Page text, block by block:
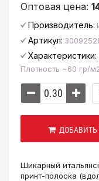
Оптовая цена:
Производитель:
Артикул:
Характеристики:
Плотность ~60 гр/
ДОБАВИТЬ
Шикарный
принт-полоска